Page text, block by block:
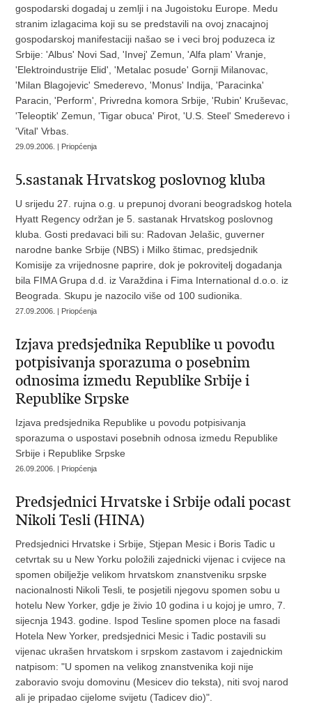
gospodarski dogadaj u zemlji i na Jugoistoku Europe. Medu
stranim izlagacima koji su se predstavili na ovoj znacajnoj
gospodarskoj manifestaciji našao se i veci broj poduzeca iz
Srbije: 'Albus' Novi Sad, 'Invej' Zemun, 'Alfa plam' Vranje,
'Elektroindustrije Elid', 'Metalac posude' Gornji Milanovac,
'Milan Blagojevic' Smederevo, 'Monus' Indija, 'Paracinka'
Paracin, 'Perform', Privredna komora Srbije, 'Rubin' Kruševac,
'Teleoptik' Zemun, 'Tigar obuca' Pirot, 'U.S. Steel' Smederevo i
'Vital' Vrbas.
29.09.2006. | Priopćenja
5.sastanak Hrvatskog poslovnog kluba
U srijedu 27. rujna o.g. u prepunoj dvorani beogradskog hotela
Hyatt Regency održan je 5. sastanak Hrvatskog poslovnog
kluba. Gosti predavaci bili su: Radovan Jelašic, guverner
narodne banke Srbije (NBS) i Milko štimac, predsjednik
Komisije za vrijednosne paprire, dok je pokrovitelj dogadanja
bila FIMA Grupa d.d. iz Varaždina i Fima International d.o.o. iz
Beograda. Skupu je nazocilo više od 100 sudionika.
27.09.2006. | Priopćenja
Izjava predsjednika Republike u povodu
potpisivanja sporazuma o posebnim
odnosima izmedu Republike Srbije i
Republike Srpske
Izjava predsjednika Republike u povodu potpisivanja
sporazuma o uspostavi posebnih odnosa izmedu Republike
Srbije i Republike Srpske
26.09.2006. | Priopćenja
Predsjednici Hrvatske i Srbije odali pocast
Nikoli Tesli (HINA)
Predsjednici Hrvatske i Srbije, Stjepan Mesic i Boris Tadic u
cetvrtak su u New Yorku položili zajednicki vijenac i cvijece na
spomen obilježje velikom hrvatskom znanstveniku srpske
nacionalnosti Nikoli Tesli, te posjetili njegovu spomen sobu u
hotelu New Yorker, gdje je živio 10 godina i u kojoj je umro, 7.
sijecnja 1943. godine. Ispod Tesline spomen ploce na fasadi
Hotela New Yorker, predsjednici Mesic i Tadic postavili su
vijenac ukrašen hrvatskom i srpskom zastavom i zajednickim
natpisom: "U spomen na velikog znanstvenika koji nije
zaboravio svoju domovinu (Mesicev dio teksta), niti svoj narod
ali je pripadao cijelome svijetu (Tadicev dio)".